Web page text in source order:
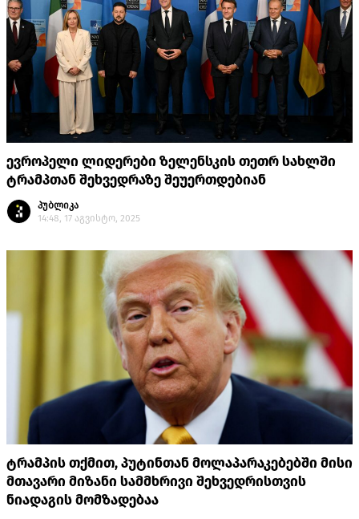
ევროპელი ლიდერები ზელენსკის თეთრ სახლში
ტრამპთან შეხვედრაზე შეუერთდებიან
პუბლიკა
14:48, 17 აგვისტო, 2025
ტრამპის თქმით, პუტინთან მოლაპარაკებებში მისი
მთავარი მიზანი სამმხრივი შეხვედრისთვის
ნიადაგის მომზადებაა